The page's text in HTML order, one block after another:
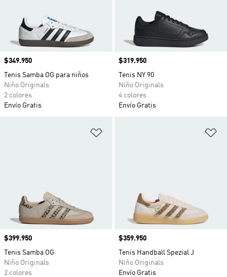
Precio
$349.950
Tenis Samba OG para niños
Niño Originals
2 colores
Envío Gratis
Precio
$319.950
Tenis NY 90
Niño Originals
4 colores
Envío Gratis
Precio
$399.950
Tenis Samba OG
Niño Originals
2 colores
Precio
$359.950
Tenis Handball Spezial J
Niño Originals
Envío Gratis